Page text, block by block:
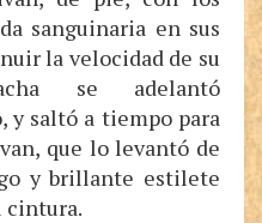
sanguinaria en sus
la velocidad de su
se adelantó
y saltó a tiempo para
que lo levantó de
y brillante estilete
cintura.